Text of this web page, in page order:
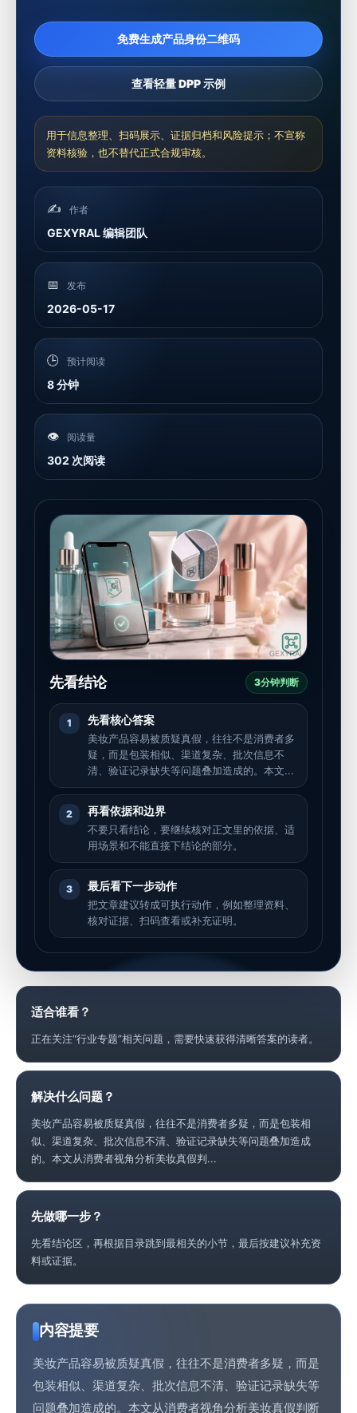
免费生成产品身份二维码
查看轻量 DPP 示例
用于信息整理、扫码展示、证据归档和风险提示；不宣称
资料核验，也不替代正式合规审核。
✍️ 作者
GEXYRAL 编辑团队
📅 发布
2026-05-17
🕒 预计阅读
8 分钟
👁️ 阅读量
302 次阅读
先看结论 3分钟判断
1 先看核心答案
美妆产品容易被质疑真假，往往不是消费者多
疑，而是包装相似、渠道复杂、批次信息不
清、验证记录缺失等问题叠加造成的。本文...
2 再看依据和边界
不要只看结论，要继续核对正文里的依据、适
用场景和不能直接下结论的部分。
3 最后看下一步动作
把文章建议转成可执行动作，例如整理资料、
核对证据、扫码查看或补充证明。
适合谁看？
正在关注“行业专题”相关问题，需要快速获得清晰答案的读者。
解决什么问题？
美妆产品容易被质疑真假，往往不是消费者多疑，而是包装相
似、渠道复杂、批次信息不清、验证记录缺失等问题叠加造成
的。本文从消费者视角分析美妆真假判...
先做哪一步？
先看结论区，再根据目录跳到最相关的小节，最后按建议补充资
料或证据。
内容提要
美妆产品容易被质疑真假，往往不是消费者多疑，而是
包装相似、渠道复杂、批次信息不清、验证记录缺失等
问题叠加造成的。本文从消费者视角分析美妆真假判断